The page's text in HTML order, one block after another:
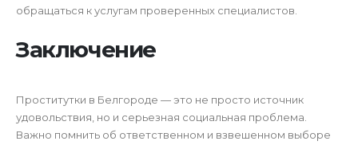
обращаться к услугам проверенных специалистов.
Заключение
Проститутки в Белгороде — это не просто источник
удовольствия, но и серьезная социальная проблема.
Важно помнить об ответственном и взвешенном выборе